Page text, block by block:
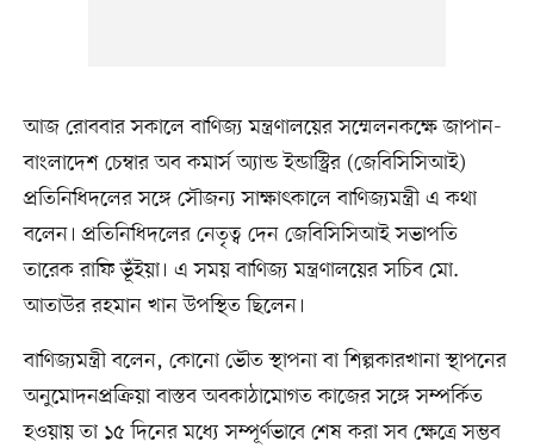
আজ রোববার সকালে বাণিজ্য মন্ত্রণালয়ের সম্মেলনকক্ষে জাপান-
বাংলাদেশ চেম্বার অব কমার্স অ্যান্ড ইন্ডাস্ট্রির (জেবিসিসিআই)
প্রতিনিধিদলের সঙ্গে সৌজন্য সাক্ষাৎকালে বাণিজ্যমন্ত্রী এ কথা
বলেন। প্রতিনিধিদলের নেতৃত্ব দেন জেবিসিসিআই সভাপতি
তারেক রাফি ভূঁইয়া। এ সময় বাণিজ্য মন্ত্রণালয়ের সচিব মো.
আতাউর রহমান খান উপস্থিত ছিলেন।
বাণিজ্যমন্ত্রী বলেন, কোনো ভৌত স্থাপনা বা শিল্পকারখানা স্থাপনের
অনুমোদনপ্রক্রিয়া বাস্তব অবকাঠামোগত কাজের সঙ্গে সম্পর্কিত
হওয়ায় তা ১৫ দিনের মধ্যে সম্পূর্ণভাবে শেষ করা সব ক্ষেত্রে সম্ভব